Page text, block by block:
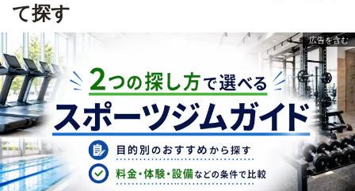
て探す